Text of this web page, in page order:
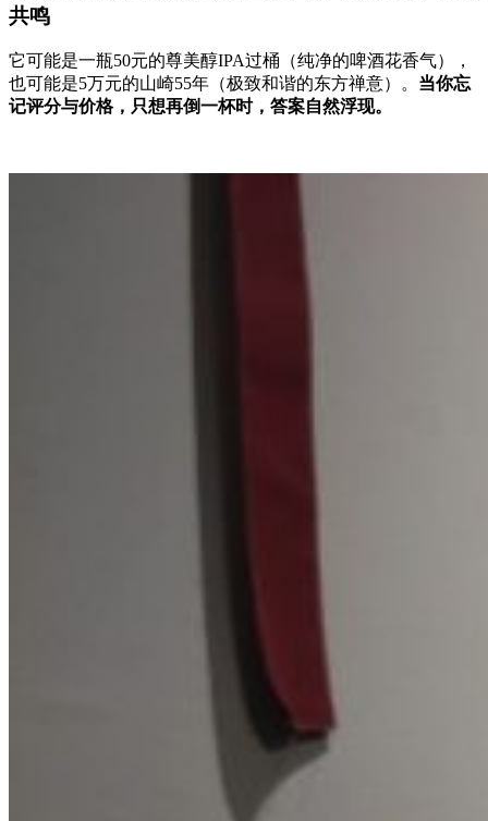
共鸣
它可能是一瓶50元的尊美醇IPA过桶（纯净的啤酒花香气），
也可能是5万元的山崎55年（极致和谐的东方禅意）。 当你忘
记评分与价格，只想再倒一杯时，答案自然浮现。